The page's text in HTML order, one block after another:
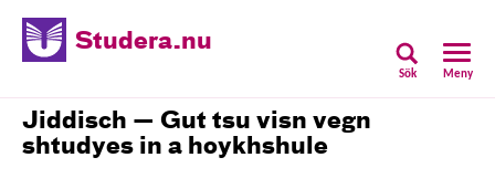
Studera.nu
Sök Meny
Jiddisch — Gut tsu visn vegn
shtudyes in a hoykhshule